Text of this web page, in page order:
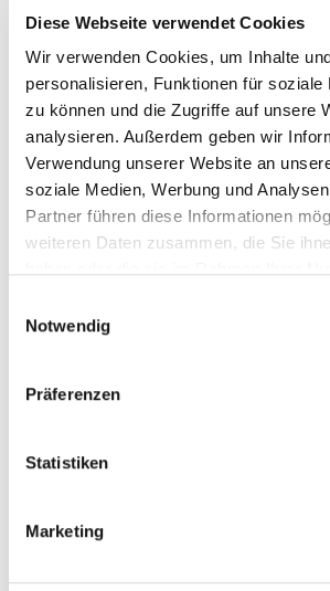
Diese Webseite verwendet Cookies
Wir verwenden Cookies, um Inhalte
personalisieren, Funktionen für soziale
zu können und die Zugriffe auf unsere
analysieren. Außerdem geben wir
Verwendung unserer Website an
soziale Medien, Werbung und
Partner führen diese Informationen
weiteren Daten zusammen, die Sie
Notwendig
Präferenzen
Statistiken
Marketing
Darauf können Sie sich freuen:
Eine leistungsgerechte Vergütung
Gute Vereinbarkeit von Beruf und
Einen Arbeitsplatz in unmittelbarer
Förderschule)
Sicherer Arbeitgeber auch in
Eine abwechslungsreiche und
Kontinuierliche Aus- und
Kompetente Unterstützung durch
Wertschätzende Zusammenarbeit
Ein attraktives Mitarbeiter-
Angebot einer betrieblichen